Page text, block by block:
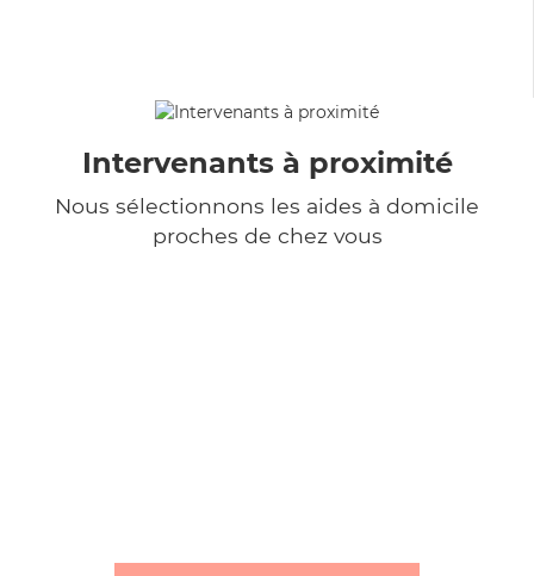
Intervenants à proximité
Nous sélectionnons les aides à domicile
proches de chez vous